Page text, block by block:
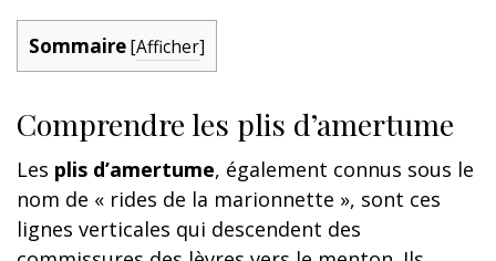
Sommaire[Afficher]
Comprendre les plis d’amertume
Les plis d’amertume, également connus sous le
nom de « rides de la marionnette », sont ces
lignes verticales qui descendent des